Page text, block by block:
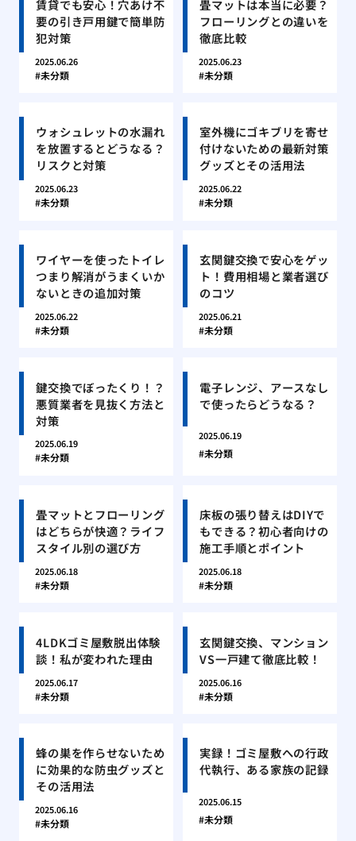
賃貸でも安心！穴あけ不
要の引き戸用鍵で簡単防
犯対策
2025.06.26
未分類
畳マットは本当に必要？
フローリングとの違いを
徹底比較
2025.06.23
未分類
ウォシュレットの水漏れ
を放置するとどうなる？
リスクと対策
2025.06.23
未分類
室外機にゴキブリを寄せ
付けないための最新対策
グッズとその活用法
2025.06.22
未分類
ワイヤーを使ったトイレ
つまり解消がうまくいか
ないときの追加対策
2025.06.22
未分類
玄関鍵交換で安心をゲッ
ト！費用相場と業者選び
のコツ
2025.06.21
未分類
鍵交換でぼったくり！？
悪質業者を見抜く方法と
対策
2025.06.19
未分類
電子レンジ、アースなし
で使ったらどうなる？
2025.06.19
未分類
畳マットとフローリング
はどちらが快適？ライフ
スタイル別の選び方
2025.06.18
未分類
床板の張り替えはDIYで
もできる？初心者向けの
施工手順とポイント
2025.06.18
未分類
4LDKゴミ屋敷脱出体験
談！私が変われた理由
2025.06.17
未分類
玄関鍵交換、マンション
VS一戸建て徹底比較！
2025.06.16
未分類
蜂の巣を作らせないため
に効果的な防虫グッズと
その活用法
2025.06.16
未分類
実録！ゴミ屋敷への行政
代執行、ある家族の記録
2025.06.15
未分類